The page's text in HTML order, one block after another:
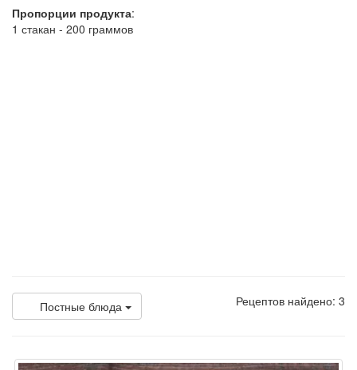
Пропорции продукта:
1 стакан - 200 граммов
Постные блюда Рецептов найдено: 3